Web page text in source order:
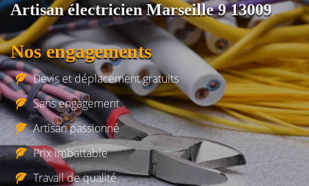
Artisan électricien Marseille 9 13009
Nos engagements
Devis et déplacement gratuits
Sans engagement
Artisan passionné
Prix imbattable
Travail de qualité